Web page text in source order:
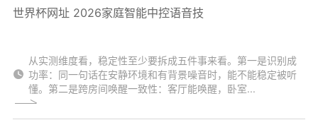
世界杯网址 2026家庭智能中控语音技
从实测维度看，稳定性至少要拆成五件事来看。第一是识别成
功率：同一句话在安静环境和有背景噪音时，能不能稳定被听
懂。第二是跨房间唤醒一致性：客厅能唤醒，卧室...